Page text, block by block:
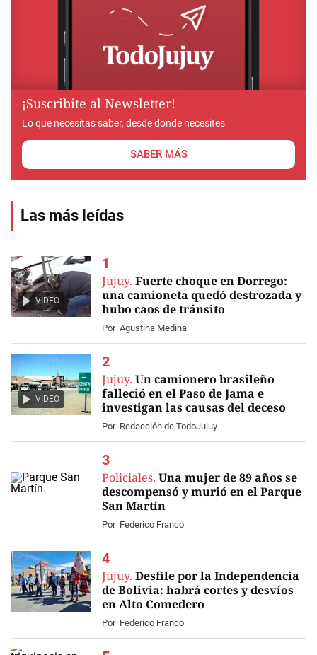
¡Suscribite al Newsletter!
Lo que necesitas saber, desde donde necesites
SABER MÁS
Las más leídas
VIDEO
Jujuy. Fuerte choque en Dorrego:
una camioneta quedó destrozada y
hubo caos de tránsito
Por Agustina Medina
VIDEO
Jujuy. Un camionero brasileño
falleció en el Paso de Jama e
investigan las causas del deceso
Por Redacción de TodoJujuy
Policiales. Una mujer de 89 años se
descompensó y murió en el Parque
San Martín
Por Federico Franco
Jujuy. Desfile por la Independencia
de Bolivia: habrá cortes y desvíos
en Alto Comedero
Por Federico Franco